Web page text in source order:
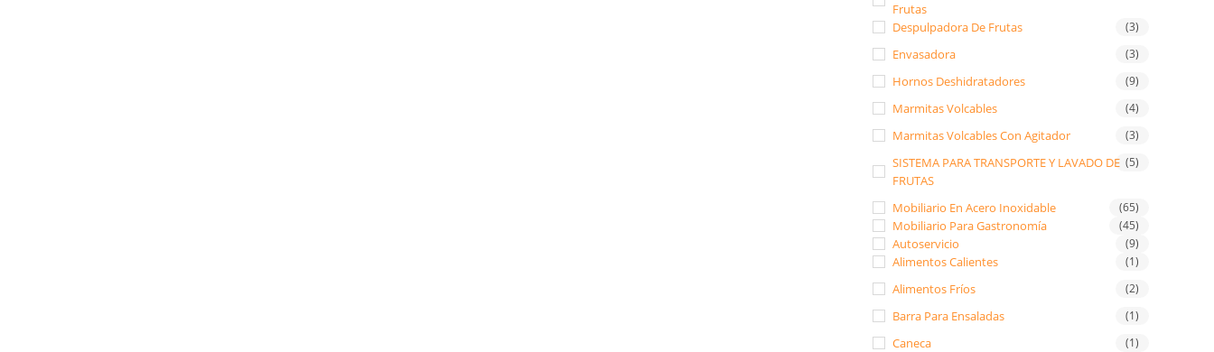
Frutas
Despulpadora De Frutas (3)
Envasadora (3)
Hornos Deshidratadores (9)
Marmitas Volcables (4)
Marmitas Volcables Con Agitador (3)
SISTEMA PARA TRANSPORTE Y LAVADO DE
FRUTAS
(5)
Mobiliario En Acero Inoxidable (65)
Mobiliario Para Gastronomía (45)
Autoservicio (9)
Alimentos Calientes (1)
Alimentos Fríos (2)
Barra Para Ensaladas (1)
Caneca (1)